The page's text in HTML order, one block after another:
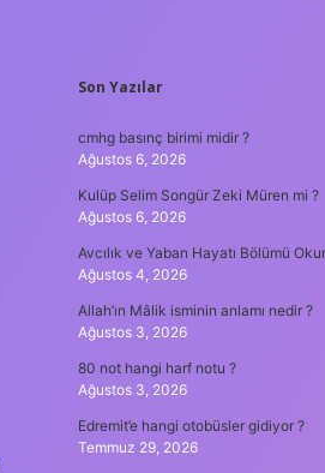
SIDEBAR
Son Yazılar
cmhg basınç birimi midir ?
Ağustos 6, 2026
Kulüp Selim Songür Zeki Müren mi ?
Ağustos 6, 2026
Avcılık ve Yaban Hayatı Bölümü
Ağustos 4, 2026
Allah’ın Mâlik isminin anlamı nedir ?
Ağustos 3, 2026
80 not hangi harf notu ?
Ağustos 3, 2026
Edremit’e hangi otobüsler gidiyor ?
Temmuz 29, 2026